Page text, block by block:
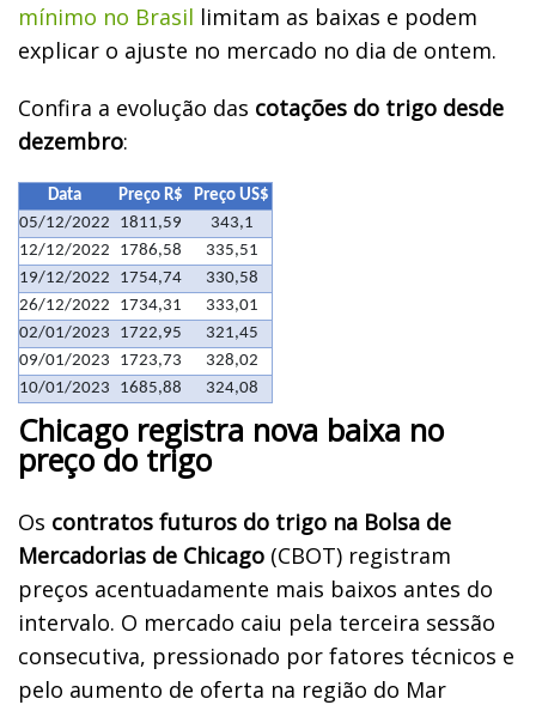
mínimo no Brasil limitam as baixas e podem
explicar o ajuste no mercado no dia de ontem.
Confira a evolução das cotações do trigo desde
dezembro:
Data Preço R$
Preço US$
05/12/2022
1811,59
343,1
12/12/2022
1786,58
335,51
19/12/2022
1754,74
330,58
26/12/2022
1734,31
333,01
02/01/2023
1722,95
321,45
09/01/2023
1723,73
328,02
10/01/2023
1685,88 324,08
Chicago registra nova baixa no
preço do trigo
Os contratos futuros do trigo na Bolsa de
Mercadorias de Chicago (CBOT) registram
preços acentuadamente mais baixos antes do
intervalo. O mercado caiu pela terceira sessão
consecutiva, pressionado por fatores técnicos e
pelo aumento de oferta na região do Mar